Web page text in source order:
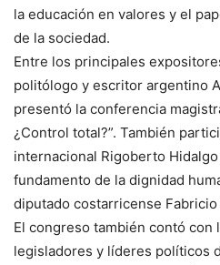
la educación en valores y el
de la sociedad.
Entre los principales
politólogo y escritor argentino
presentó la conferencia
¿Control total?”. También
internacional Rigoberto Hidalgo
fundamento de la dignidad
diputado costarricense Fabricio
El congreso también contó con
legisladores y líderes políticos